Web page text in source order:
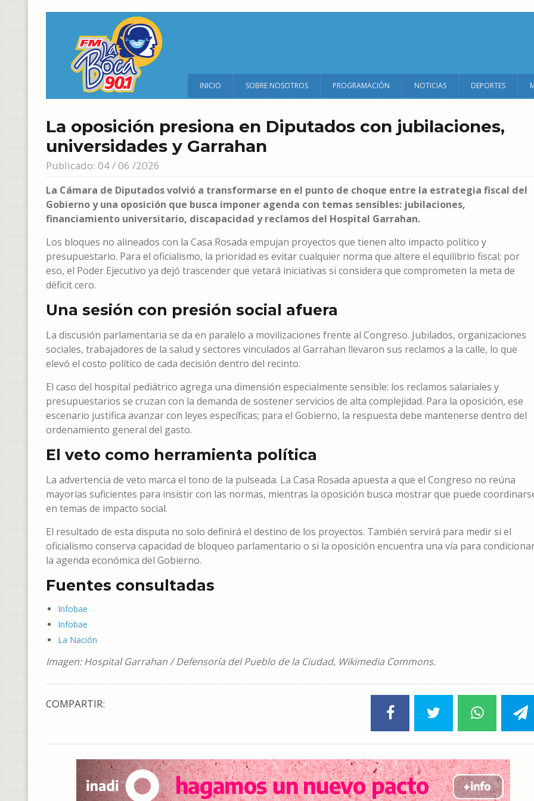
INICIO SOBRE NOSOTROS PROGRAMACIÓN NOTICIAS DEPORTES
La oposición presiona en Diputados con jubilaciones,
universidades y Garrahan
Publicado: 04 / 06 /2026
La Cámara de Diputados volvió a transformarse en el punto de choque entre la estrategia fiscal del
Gobierno y una oposición que busca imponer agenda con temas sensibles: jubilaciones,
financiamiento universitario, discapacidad y reclamos del Hospital Garrahan.
Los bloques no alineados con la Casa Rosada empujan proyectos que tienen alto impacto político y
presupuestario. Para el oficialismo, la prioridad es evitar cualquier norma que altere el equilibrio fiscal; por
eso, el Poder Ejecutivo ya dejó trascender que vetará iniciativas si considera que comprometen la meta de
déficit cero.
Una sesión con presión social afuera
La discusión parlamentaria se da en paralelo a movilizaciones frente al Congreso. Jubilados, organizaciones
sociales, trabajadores de la salud y sectores vinculados al Garrahan llevaron sus reclamos a la calle, lo que
elevó el costo político de cada decisión dentro del recinto.
El caso del hospital pediátrico agrega una dimensión especialmente sensible: los reclamos salariales y
presupuestarios se cruzan con la demanda de sostener servicios de alta complejidad. Para la oposición, ese
escenario justifica avanzar con leyes específicas; para el Gobierno, la respuesta debe mantenerse dentro del
ordenamiento general del gasto.
El veto como herramienta política
La advertencia de veto marca el tono de la pulseada. La Casa Rosada apuesta a que el Congreso no reúna
mayorías suficientes para insistir con las normas, mientras la oposición busca mostrar que puede
en temas de impacto social.
El resultado de esta disputa no solo definirá el destino de los proyectos. También servirá para medir si el
oficialismo conserva capacidad de bloqueo parlamentario o si la oposición encuentra una vía para
la agenda económica del Gobierno.
Fuentes consultadas
Infobae
Infobae
La Nación
Imagen: Hospital Garrahan / Defensoría del Pueblo de la Ciudad, Wikimedia Commons.
COMPARTIR: